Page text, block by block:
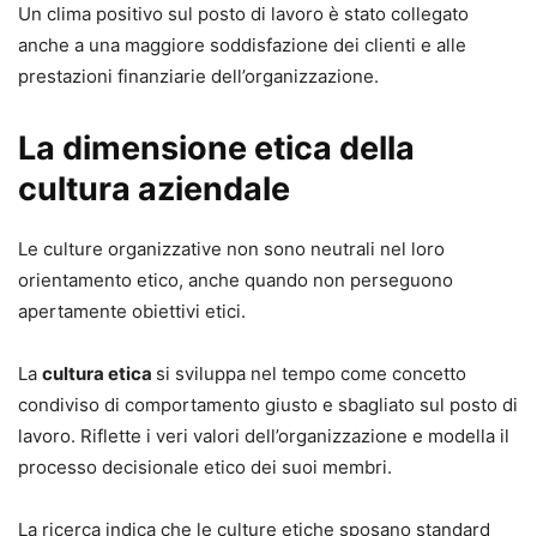
Un clima positivo sul posto di lavoro è stato collegato
anche a una maggiore soddisfazione dei clienti e alle
prestazioni finanziarie dell’organizzazione.
La dimensione etica della
cultura aziendale
Le culture organizzative non sono neutrali nel loro
orientamento etico, anche quando non perseguono
apertamente obiettivi etici.
La cultura etica si sviluppa nel tempo come concetto
condiviso di comportamento giusto e sbagliato sul posto di
lavoro. Riflette i veri valori dell’organizzazione e modella il
processo decisionale etico dei suoi membri.
La ricerca indica che le culture etiche sposano standard